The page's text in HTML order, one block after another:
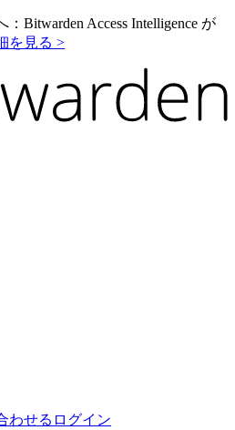
Bitwarden Access Intelligence が
を見る >
わせる ログイン